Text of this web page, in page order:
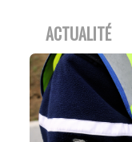
ACTUALITÉ